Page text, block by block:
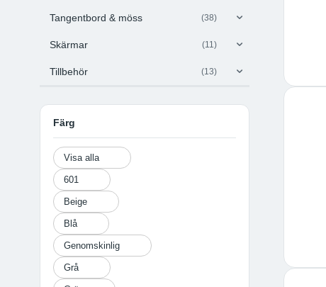
Tangentbord & möss (38)
Skärmar (11)
Tillbehör (13)
Färg
Visa alla
601
Beige
Blå
Genomskinlig
Grå